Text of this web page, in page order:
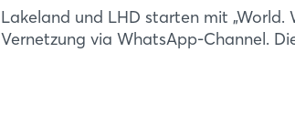
Lakeland und LHD starten mit „World.
Vernetzung via WhatsApp-Channel.